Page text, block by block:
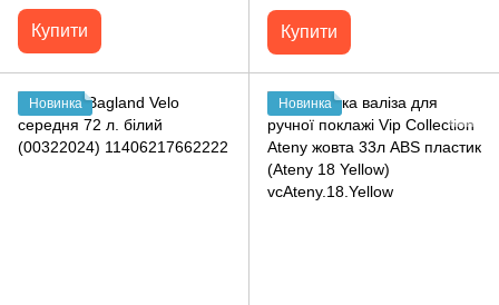
Купити Купити
Новинка Новинка